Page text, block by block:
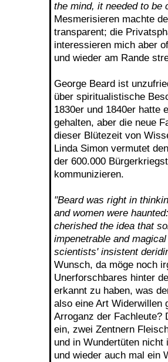
the mind, it needed to be
Mesmerisieren machte
transparent; die
interessieren mich aber
und wieder am Rande
George Beard ist
über spiritualistische
1830er und 1840er hatte
gehalten, aber die neue
dieser Blütezeit von
Linda Simon vermutet
der 600.000
kommunizieren.
"Beard was right in
and women were
cherished the idea that
impenetrable and
scientists' insistent
Wunsch, da möge noch
Unerforschbares hinter
erkannt zu haben, was
also eine Art Widerwillen
Arroganz der Fachleute?
ein, zwei Zentnern
und in Wundertüten
und wieder auch mal ein